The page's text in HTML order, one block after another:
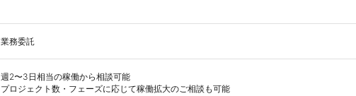
業務委託
週2〜3日相当の稼働から相談可能